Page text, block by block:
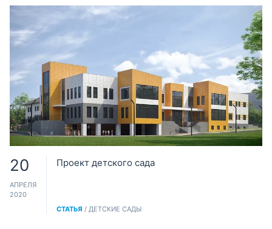
20
АПРЕЛЯ
2020
Проект детского сада
СТАТЬЯ / ДЕТСКИЕ САДЫ